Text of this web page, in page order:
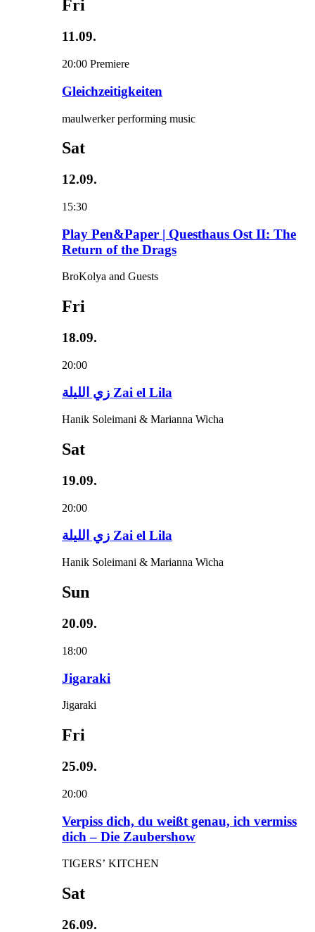
Fri
11.09.
20:00 Premiere
Gleichzeitigkeiten
maulwerker performing music
Sat
12.09.
15:30
Play Pen&Paper | Questhaus Ost II: The
Return of the Drags
BroKolya and Guests
Fri
18.09.
20:00
زي‌ اللیلة Zai el Lila
Hanik Soleimani & Marianna Wicha
Sat
19.09.
20:00
زي‌ اللیلة Zai el Lila
Hanik Soleimani & Marianna Wicha
Sun
20.09.
18:00
Jigaraki
Jigaraki
Fri
25.09.
20:00
Verpiss dich, du weißt genau, ich vermiss
dich – Die Zaubershow
TIGERS’ KITCHEN
Sat
26.09.